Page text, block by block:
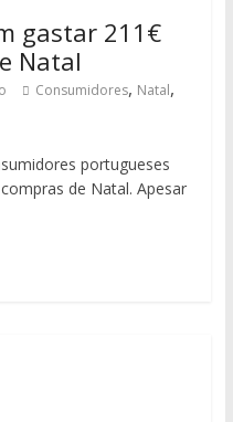
gastar 211€
Natal
Consumidores, Natal,
portugueses
de Natal. Apesar